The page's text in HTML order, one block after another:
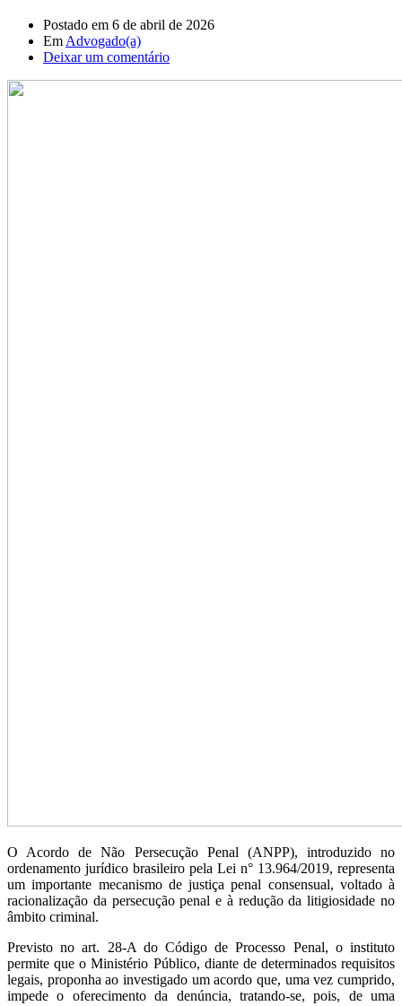
Postado em 6 de abril de 2026
EmAdvogado(a)
Deixar um comentário
O Acordo de Não Persecução Penal (ANPP), introduzido no
ordenamento jurídico brasileiro pela Lei n° 13.964/2019, representa
um importante mecanismo de justiça penal consensual, voltado à
racionalização da persecução penal e à redução da litigiosidade no
âmbito criminal.
Previsto no art. 28-A do Código de Processo Penal, o instituto
permite que o Ministério Público, diante de determinados requisitos
legais, proponha ao investigado um acordo que, uma vez cumprido,
impede o oferecimento da denúncia, tratando-se, pois, de uma